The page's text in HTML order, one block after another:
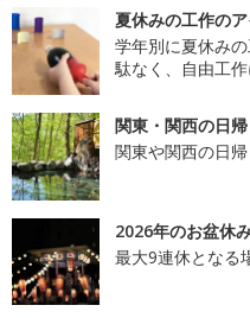
夏休みの工作の
学年別に夏休み
駄なく、自由工作
関東・関西の日
関東や関西の日
2026年のお盆休
最大9連休となる